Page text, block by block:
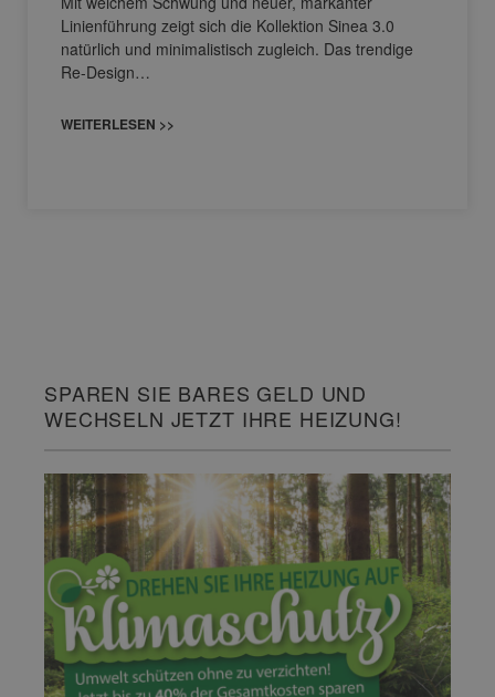
Linienführung zeigt sich die Kollektion Sinea 3.0
natürlich und minimalistisch zugleich. Das trendige
Re-Design…
WEITERLESEN >>
SPAREN SIE BARES GELD UND
WECHSELN JETZT IHRE HEIZUNG!